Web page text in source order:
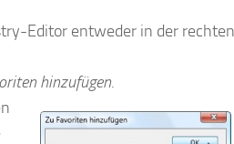
Editor entweder in der
hinzufügen.